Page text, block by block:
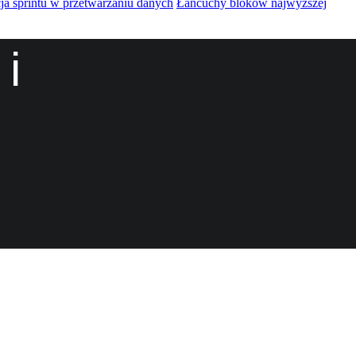
sprintu w przetwarzaniu danych Łańcuchy bloków najwyższej